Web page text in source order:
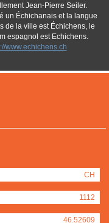
CH
1112
46.52609
Jean-Pierre Seiler.
un Échichanais et la langue
de la ville est Échichens, le
espagnol est Echichens.
www.echichens.ch